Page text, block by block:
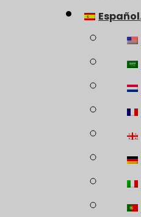
Español